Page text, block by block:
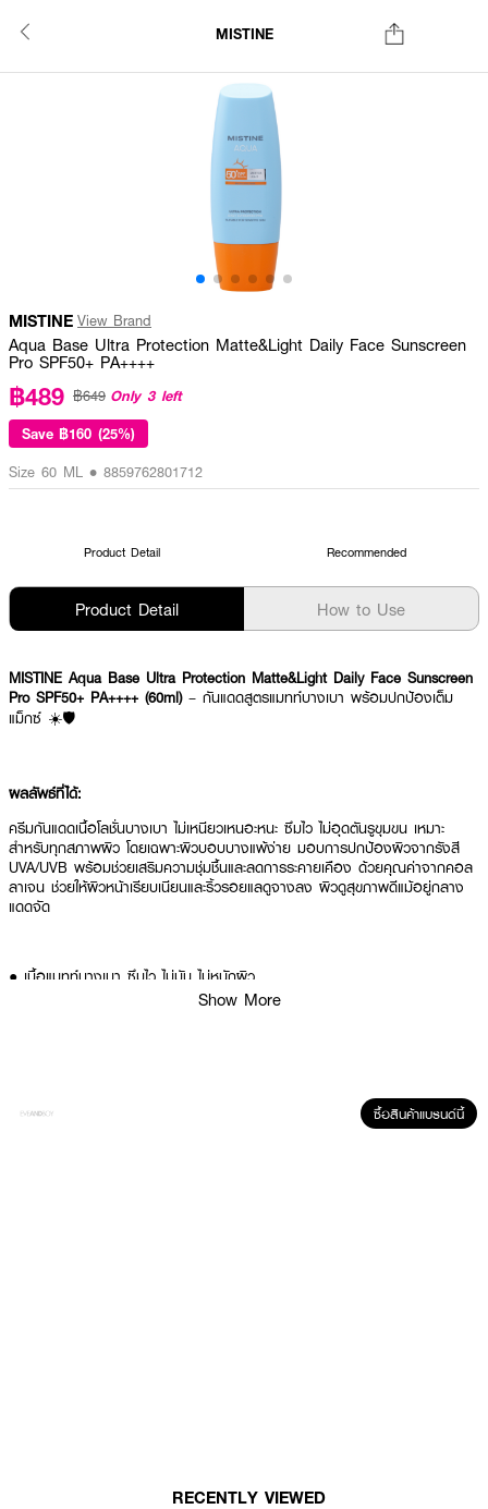
MISTINE
MISTINE View Brand
Aqua Base Ultra Protection Matte&Light Daily Face Sunscreen
Pro SPF50+ PA++++
฿489 ฿649 Only 3 left
Save ฿160 (25%)
Size 60 ML • 8859762801712
Product Detail Recommended
Product Detail How to Use
MISTINE Aqua Base Ultra Protection Matte&Light Daily Face Sunscreen
Pro SPF50+ PA++++ (60ml) – กันแดดสูตรแมทท์บางเบา พร้อมปกป้องเต็ม
แม็กซ์ ☀️🛡️
ผลลัพธ์ที่ได้:
ครีมกันแดดเนื้อโลชั่นบางเบา ไม่เหนียวเหนอะหนะ ซึมไว ไม่อุดตันรูขุมขน เหมาะ
สำหรับทุกสภาพผิว โดยเฉพาะผิวบอบบางแพ้ง่าย มอบการปกป้องผิวจากรังสี
UVA/UVB พร้อมช่วยเสริมความชุ่มชื้นและลดการระคายเคือง ด้วยคุณค่าจากคอล
ลาเจน ช่วยให้ผิวหน้าเรียบเนียนและริ้วรอยแลดูจางลง ผิวดูสุขภาพดีแม้อยู่กลาง
แดดจัด
● เนื้อแมทท์บางเบา ซึมไว ไม่มัน ไม่หนักผิว
● ปกป้องผิวจากรังสี UVA & UVB ด้วย SPF50+ PA++++
● มีส่วนผสมของคอลลาเจน ช่วยลดเลือนริ้วรอย
ชื้นและแข็งแรงแบบไม่ง้อรองพื้น! 🌤️
Show More
ซื้อสินค้าแบรนด์นี้
RECENTLY VIEWED